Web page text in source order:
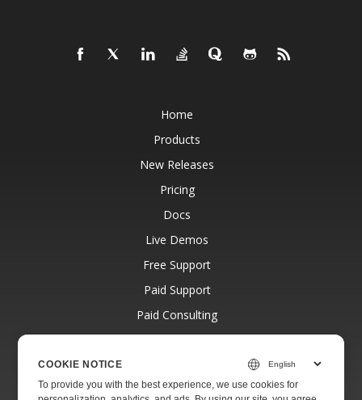
Home
Products
New Releases
Pricing
Docs
Live Demos
Free Support
Paid Support
Paid Consulting
Blog
About
COOKIE NOTICE
To provide you with the best experience, we use cookies for